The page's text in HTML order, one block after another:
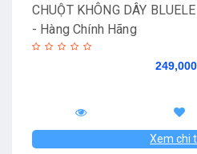
CHUỘT KHÔNG DÂY
- Hàng Chính Hãng
Xem chi